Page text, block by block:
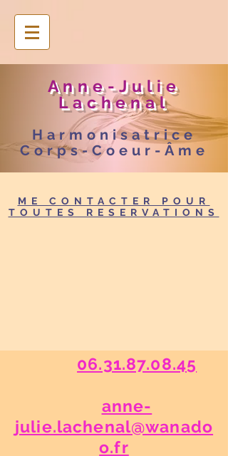
Anne-Julie
Lachenal
Harmonisatrice
Corps-Coeur-Âme
ME CONTACTER POUR
TOUTES RESERVATIONS
06.31.87.08.45
anne-
julie.lachenal@wanado
o.fr